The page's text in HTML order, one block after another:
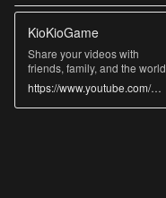
KioKioGame
Share your videos with
friends, family, and the world
https://www.youtube.com/@GAMES-fb2uk